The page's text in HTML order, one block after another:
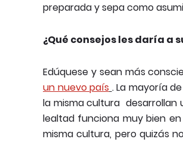
preparada y sepa como
¿Qué consejos les daría a
Edúquese y sean más
un nuevo país . La mayoría
la misma cultura desarrollan
lealtad funciona muy bien
misma cultura, pero quizás